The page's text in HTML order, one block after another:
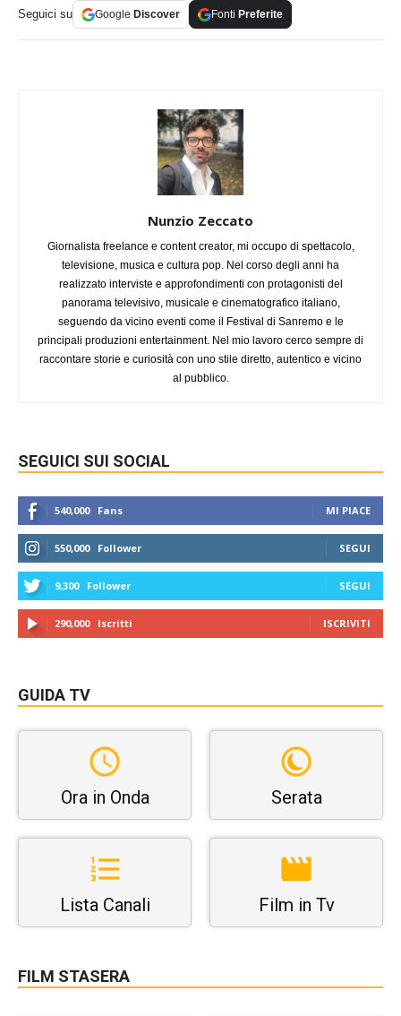
Seguici su Google Discover Fonti Preferite
Nunzio Zeccato
Giornalista freelance e content creator, mi occupo di spettacolo,
televisione, musica e cultura pop. Nel corso degli anni ha
realizzato interviste e approfondimenti con protagonisti del
panorama televisivo, musicale e cinematografico italiano,
seguendo da vicino eventi come il Festival di Sanremo e le
principali produzioni entertainment. Nel mio lavoro cerco sempre di
raccontare storie e curiosità con uno stile diretto, autentico e vicino
al pubblico.
SEGUICI SUI SOCIAL
540,000 Fans MI PIACE
550,000 Follower SEGUI
9,300 Follower SEGUI
290,000 Iscritti ISCRIVITI
GUIDA TV
Ora in Onda Serata
Lista Canali Film in Tv
FILM STASERA